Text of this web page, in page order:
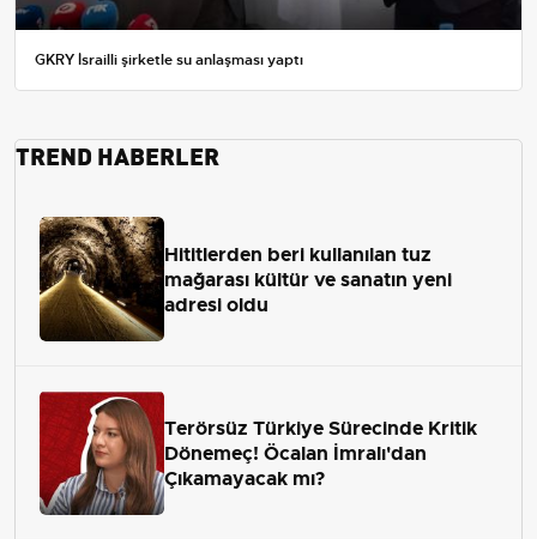
GKRY İsrailli şirketle su anlaşması yaptı
TREND HABERLER
Hititlerden beri kullanılan tuz
mağarası kültür ve sanatın yeni
adresi oldu
Terörsüz Türkiye Sürecinde Kritik
Dönemeç! Öcalan İmralı'dan
Çıkamayacak mı?